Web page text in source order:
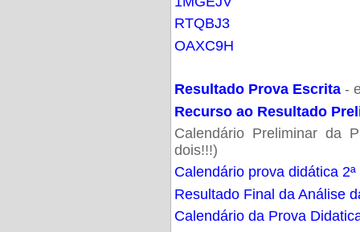
RTQBJ3
OAXC9H
Resultado Prova Escrita -
Recurso ao Resultado
Calendário Preliminar da
dois!!!)
Calendário prova didática
Resultado Final da Análise
Calendário da Prova